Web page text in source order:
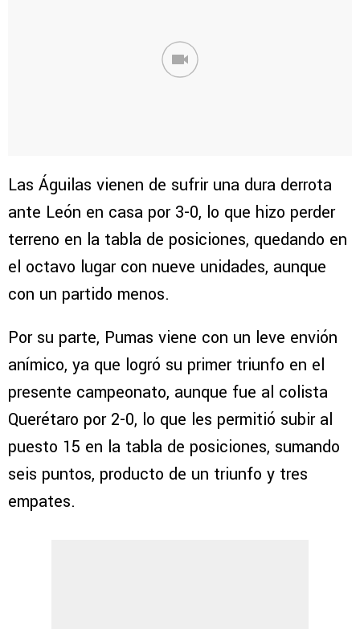
Las Águilas vienen de sufrir una dura derrota
ante León en casa por 3-0, lo que hizo perder
terreno en la tabla de posiciones, quedando en
el octavo lugar con nueve unidades, aunque
con un partido menos.
Por su parte, Pumas viene con un leve envión
anímico, ya que logró su primer triunfo en el
presente campeonato, aunque fue al colista
Querétaro por 2-0, lo que les permitió subir al
puesto 15 en la tabla de posiciones, sumando
seis puntos, producto de un triunfo y tres
empates.